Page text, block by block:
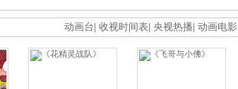
动画台 收视时间表 央视热播 动画电影